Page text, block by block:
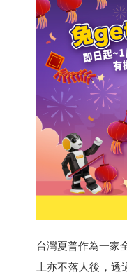
台灣夏普作為一家
上亦不落人後，透